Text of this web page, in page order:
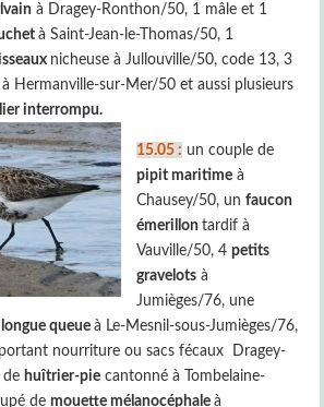
à Dragey-Ronthon/50, 1 mâle et 1
à Saint-Jean-le-Thomas/50, 1
nicheuse à Jullouville/50, code 13, 3
à Hermanville-sur-Mer/50 et aussi plusieurs
interrompu.
15.05 : un couple de
pipit maritime à
Chausey/50, unfaucon
émerillontardif à
Vauville/50, 4petits
gravelots à
Jumièges/76, une
longue queueà Le-Mesnil-sous-Jumièges/76,
nourriture ou sacs fécaux Dragey-
de huîtrier-pie cantonné à Tombelaine-
demouette mélanocéphaleà